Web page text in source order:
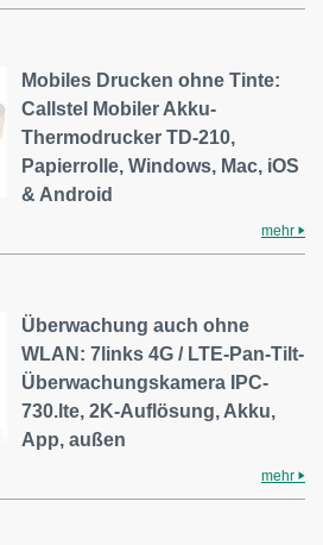
Mobiles Drucken ohne Tinte:
Callstel Mobiler Akku-
Thermodrucker TD-210,
Papierrolle, Windows, Mac, iOS
& Android
mehr
Überwachung auch ohne
WLAN: 7links 4G / LTE-Pan-Tilt-
Überwachungskamera IPC-
730.lte, 2K-Auflösung, Akku,
App, außen
mehr